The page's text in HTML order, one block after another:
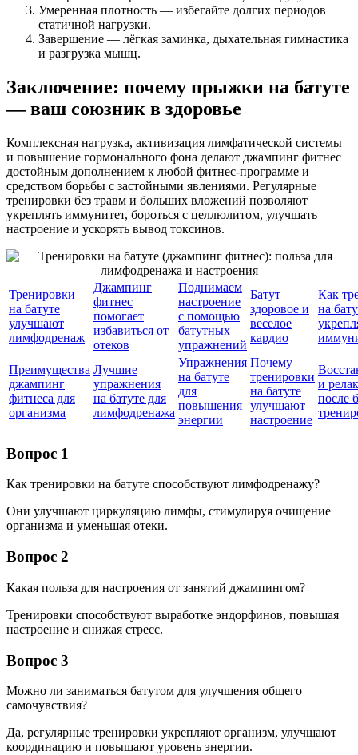
Умеренная плотность — избегайте долгих периодов
статичной нагрузки.
Завершение — лёгкая заминка, дыхательная гимнастика
и разгрузка мышц.
Заключение: почему прыжки на батуте
— ваш союзник в здоровье
Комплексная нагрузка, активизация лимфатической системы
и повышение гормонального фона делают джампинг фитнес
достойным дополнением к любой фитнес-программе и
средством борьбы с застойными явлениями. Регулярные
тренировки без травм и больших вложений позволяют
укреплять иммунитет, бороться с целлюлитом, улучшать
настроение и ускорять вывод токсинов.
Тренировки
на батуте
улучшают
лимфодренаж
Джампинг
фитнес
помогает
избавиться от
отеков
Поднимаем
настроение
с помощью
батутных
упражнений
Батут —
здоровое и
веселое
кардио
Как
на
Преимущества
джампинг
фитнеса для
организма
Лучшие
упражнения
на батуте для
лимфодренажа
Упражнения
на батуте
для
повышения
энергии
Почему
тренировки
на батуте
улучшают
настроение
и
после
Вопрос 1
Как тренировки на батуте способствуют лимфодренажу?
Они улучшают циркуляцию лимфы, стимулируя очищение
организма и уменьшая отеки.
Вопрос 2
Какая польза для настроения от занятий джампингом?
Тренировки способствуют выработке эндорфинов, повышая
настроение и снижая стресс.
Вопрос 3
Можно ли заниматься батутом для улучшения общего
самочувствия?
Да, регулярные тренировки укрепляют организм, улучшают
координацию и повышают уровень энергии.